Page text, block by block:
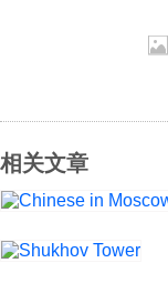
经济
科技
社会
相关文章